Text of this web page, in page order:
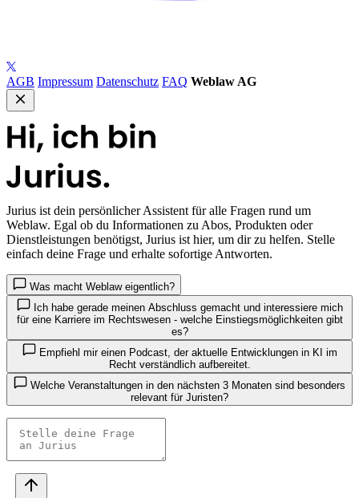
AGB Impressum Datenschutz FAQ Weblaw AG
Jurius ist dein persönlicher Assistent für alle Fragen rund um
Weblaw. Egal ob du Informationen zu Abos, Produkten oder
Dienstleistungen benötigst, Jurius ist hier, um dir zu helfen. Stelle
einfach deine Frage und erhalte sofortige Antworten.
Was macht Weblaw eigentlich?
Ich habe gerade meinen Abschluss gemacht und interessiere mich
für eine Karriere im Rechtswesen - welche Einstiegsmöglichkeiten gibt
es?
Empfiehl mir einen Podcast, der aktuelle Entwicklungen in KI im
Recht verständlich aufbereitet.
relevant für Juristen?